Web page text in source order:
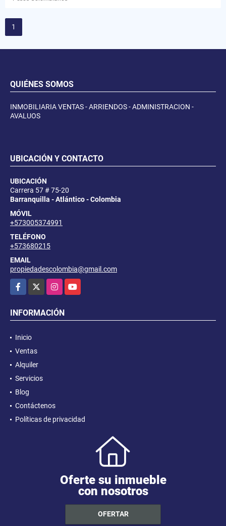
1
QUIÉNES SOMOS
INMOBILIARIA VENTAS - ARRIENDOS - ADMINISTRACION -
AVALUOS
UBICACIÓN Y CONTACTO
UBICACIÓN
Carrera 57 # 75-20
Barranquilla - Atlántico - Colombia
MÓVIL
+573005374991
TELÉFONO
+573680215
EMAIL
propiedadescolombia@gmail.com
Facebook
InstagramYouTube
INFORMACIÓN
Inicio
Ventas
Alquiler
Servicios
Blog
Contáctenos
Políticas de privacidad
Oferte su inmueble
con nosotros
OFERTAR